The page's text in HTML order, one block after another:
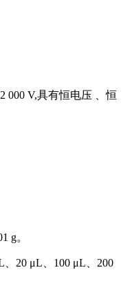
000 V,具有恒电压 、恒
g。
20 μL、100 μL、200